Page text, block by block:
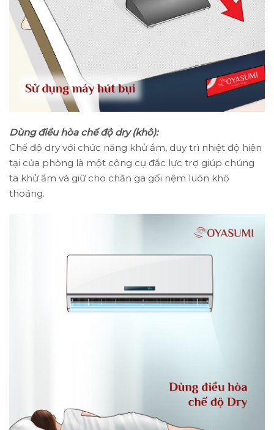
Dùng điều hòa chế độ dry (khô):
Chế độ dry với chức năng khử ẩm, duy trì nhiệt độ hiện
tại của phòng là một công cụ đắc lực trợ giúp chúng
ta khử ẩm và giữ cho chăn ga gối nệm luôn khô
thoáng.